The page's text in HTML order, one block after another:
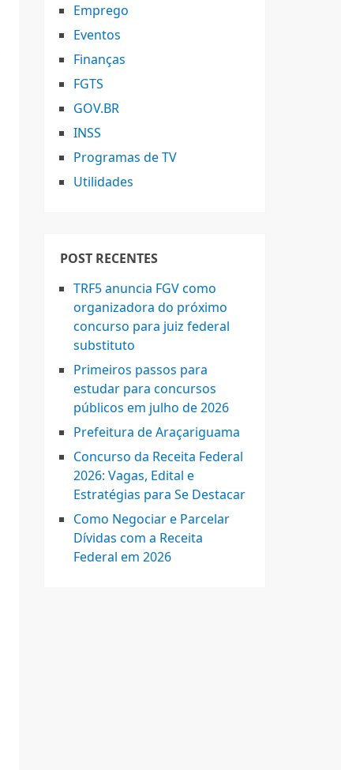
Emprego
Eventos
Finanças
FGTS
GOV.BR
INSS
Programas de TV
Utilidades
POST RECENTES
TRF5 anuncia FGV como
organizadora do próximo
concurso para juiz federal
substituto
Primeiros passos para
estudar para concursos
públicos em julho de 2026
Prefeitura de Araçariguama
Concurso da Receita Federal
2026: Vagas, Edital e
Estratégias para Se Destacar
Como Negociar e Parcelar
Dívidas com a Receita
Federal em 2026